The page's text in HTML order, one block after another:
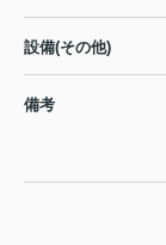
設備(その他)
備考